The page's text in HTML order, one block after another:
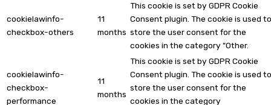
cookielawinfo-
checkbox-others
11
months
This cookie is set by GDPR Cookie
Consent plugin. The cookie is used to
store the user consent for the
cookies in the category "Other.
cookielawinfo-
checkbox-
performance
11
months
This cookie is set by GDPR Cookie
Consent plugin. The cookie is used to
store the user consent for the
cookies in the category